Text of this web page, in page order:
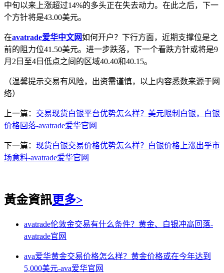
中旬以来上涨超过14%的多头正在失去动力。在此之后，下一
个方针将是43.00美元。
在avatrade爱华中文网如何开户？下行方面，近期支撑位是之
前的阻力位41.50美元。进一步跌落，下一个看跌方针或将是9
月2日至4日低点之间的区域40.40和40.15。
（温馨提示交易有风险，出资需谨慎，以上内容悉数来源于网
络）
上一篇： 交易现货白银平台优势怎么样？美元限制白银，白银
价格回落-avatrade爱华官网
下一篇： 现货白银交易价格优势怎么样？白银价格上涨出乎市
场意料-avatrade爱华官网
黃金資訊更多>
avatrade伦敦金交易有什么条件？黄金、白银冲高回落-
avatrade官网
ava爱华黄金交易价格怎么样？黄金价格或在今年达到
5,000美元-ava爱华官网